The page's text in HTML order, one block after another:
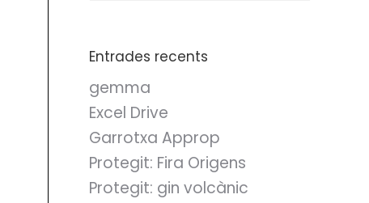
Entrades recents
gemma
Excel Drive
Garrotxa Approp
Protegit: Fira Origens
Protegit: gin volcànic